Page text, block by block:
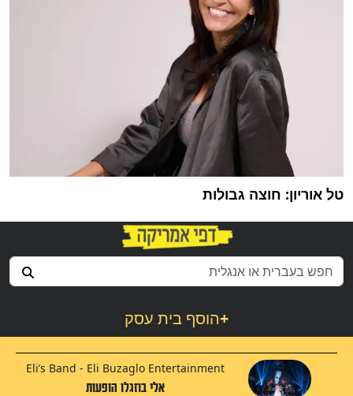
טל אוריון: חוצה גבולות
הוסף בית עסק+
Eli’s Band - Eli Buzaglo Entertainment
אלי בוזגלו הופעות